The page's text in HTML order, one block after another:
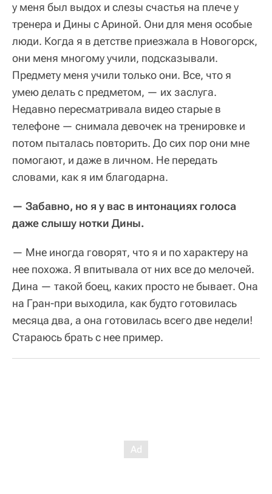
у меня был выдох и слезы счастья на плече у
тренера и Дины с Ариной. Они для меня особые
люди. Когда я в детстве приезжала в Новогорск,
они меня многому учили, подсказывали.
Предмету меня учили только они. Все, что я
умею делать с предметом, — их заслуга.
Недавно пересматривала видео старые в
телефоне — снимала девочек на тренировке и
потом пыталась повторить. До сих пор они мне
помогают, и даже в личном. Не передать
словами, как я им благодарна.
— Забавно, но я у вас в интонациях голоса
даже слышу нотки Дины.
— Мне иногда говорят, что я и по характеру на
нее похожа. Я впитывала от них все до мелочей.
Дина — такой боец, каких просто не бывает. Она
на Гран-при выходила, как будто готовилась
месяца два, а она готовилась всего две недели!
Стараюсь брать с нее пример.